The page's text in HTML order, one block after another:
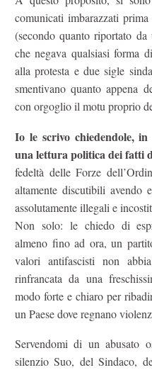
comunicati imbarazzati
(secondo quanto riportato da
che negava qualsiasi forma
alla protesta e due sigle
smentivano quanto appena
con orgoglio il motu proprio
Io le scrivo chiedendole,
una lettura politica dei fatti
fedeltà delle Forze
altamente discutibili avendo
assolutamente illegali e
Non solo: le chiedo di
almeno fino ad ora, un
valori antifascisti non
rinfrancata da una
modo forte e chiaro per
un Paese dove regnano
Servendomi di un abusato
silenzio Suo, del Sindaco,